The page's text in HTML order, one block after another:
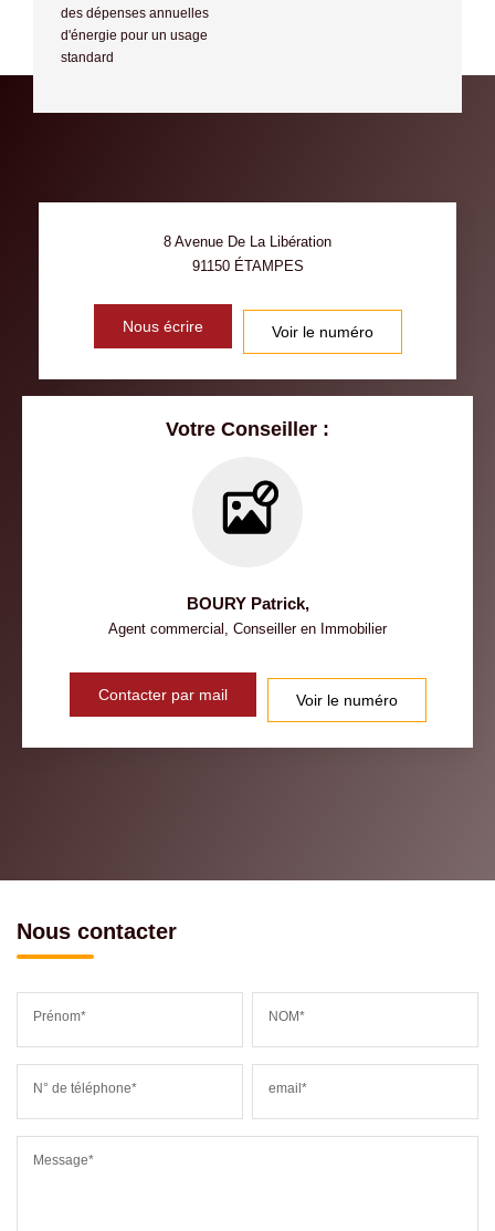
des dépenses annuelles
d'énergie pour un usage
standard
8 Avenue De La Libération
91150 ÉTAMPES
Nous écrire Voir le numéro
Votre Conseiller :
BOURY Patrick,
Agent commercial, Conseiller en Immobilier
Contacter par mail Voir le numéro
Nous contacter
Prénom* NOM*
N° de téléphone* email*
Message*